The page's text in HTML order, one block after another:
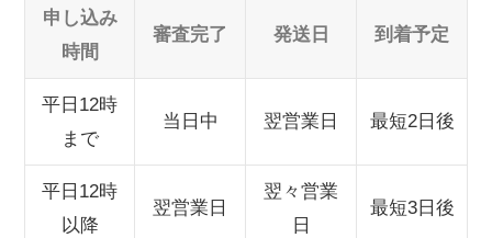
申し込み
時間
審査完了 発送日 到着予定
平日12時
まで
当日中 翌営業日 最短2日後
平日12時
以降
翌営業日
翌々営業
日
最短3日後